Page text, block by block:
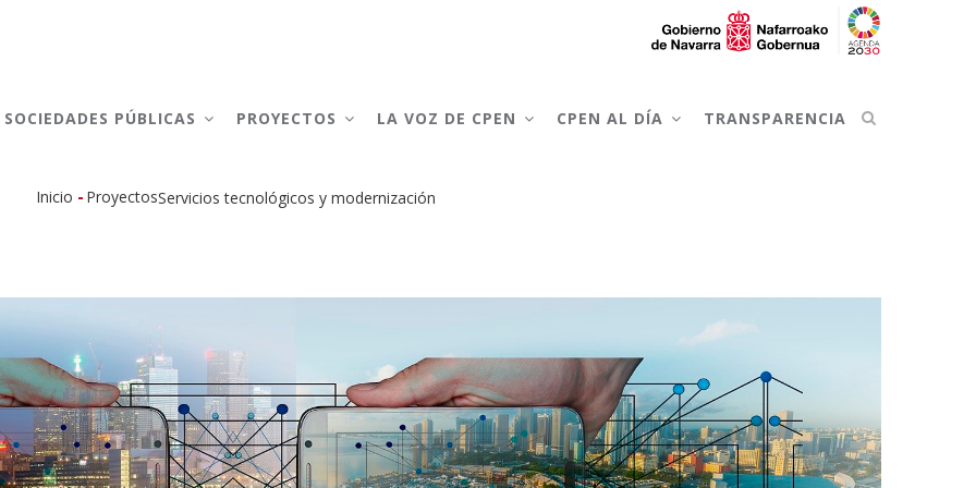
SOCIEDADES PÚBLICAS PROYECTOS LA VOZ DE CPEN CPEN AL DÍA TRANSPARENCIA
de
ayuda
a
la
Inicio - ProyectosServicios tecnológicos y modernización